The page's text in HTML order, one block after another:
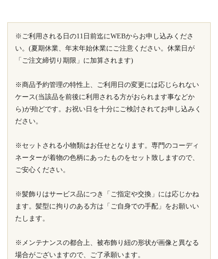
※ご利用される日の11日前迄にWEBからお申し込みくださ
い。(夏期休業、年末年始休業にご注意ください。休業日が
「ご注文締切り期限」に加算されます)
※商品予約管理の特性上、ご利用日の変更には応じられない
ケース(当該品を前後に利用される方がおられます事などか
ら)が殆どです。お祝い日を十分にご検討されてお申し込みく
ださい。
※セットされる小物類はお任せとなります。専門のコーディ
ネーターが着物の色柄にあったものをセット致しますので、
ご安心ください。
※髪飾りはサービス品につき「ご指定や交換」には応じかね
ます。髪型に拘りのある方は「ご自身での手配」をお願いい
たします。
※メンテナンスの都合上、被布飾り紐の形状が画像と異なる
場合がございますので、ご了承願います。